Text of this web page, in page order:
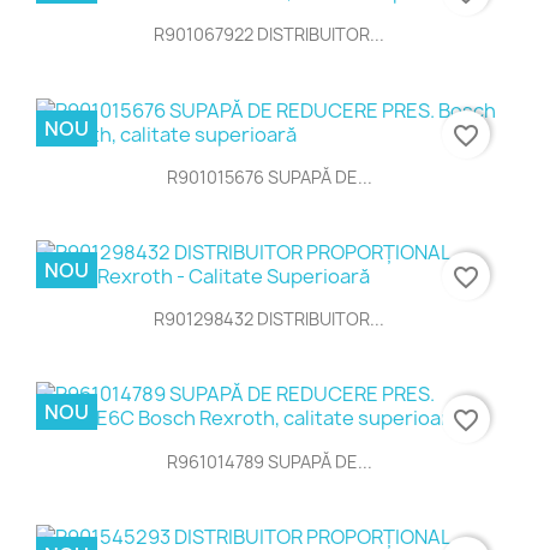
R901067922 DISTRIBUITOR...
R901015676 SUPAPĂ DE...
NOU favorite_border
R901298432 DISTRIBUITOR...
NOU favorite_border
R961014789 SUPAPĂ DE...
NOU favorite_border